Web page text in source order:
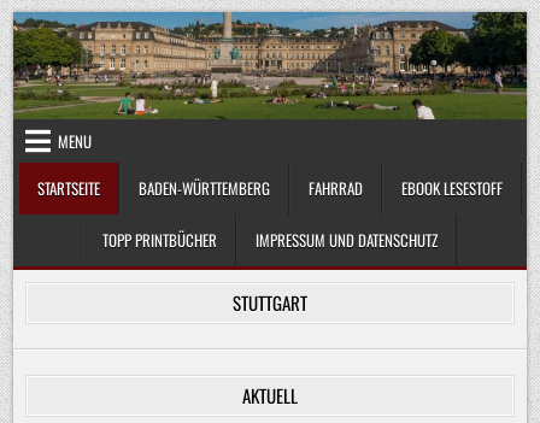
Skip
to
content
MENU
STARTSEITE
BADEN-WÜRTTEMBERG FAHRRAD EBOOK LESESTOFF
TOPP PRINTBÜCHER IMPRESSUM UND DATENSCHUTZ
STUTTGART
AKTUELL